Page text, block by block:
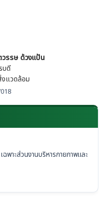
รรษ ด้วงแป้น
บดี
แวดล้อม
พาะส่วนงานบริหารกายภาพและ